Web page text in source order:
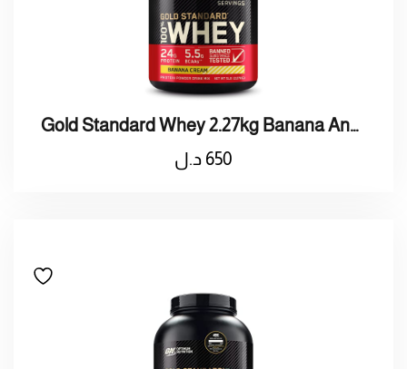
Gold Standard Whey 2.27kg Banana And Cream
650 د.ل